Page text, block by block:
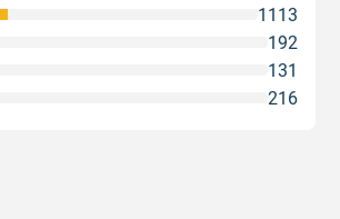
216
131
192
1113